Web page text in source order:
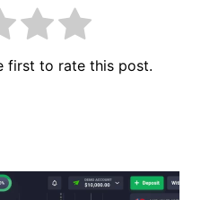
first to rate this post.